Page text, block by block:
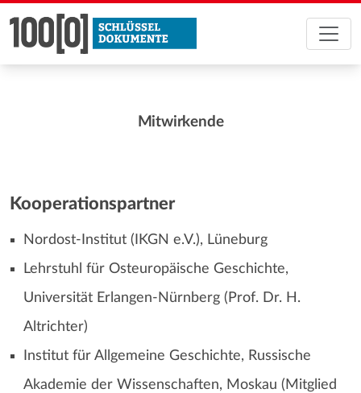
Mitwirkende
Kooperationspartner
Nordost-Institut (IKGN e.V.), Lüneburg
Lehrstuhl für Osteuropäische Geschichte,
Universität Erlangen-Nürnberg (Prof. Dr. H.
Altrichter)
Institut für Allgemeine Geschichte, Russische
Akademie der Wissenschaften, Moskau (Mitglied